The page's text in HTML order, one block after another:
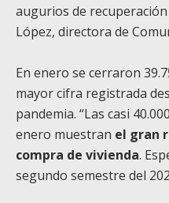
augurios de recuperación
López, directora de
En enero se cerraron
mayor cifra registrada
pandemia. “Las casi
enero muestran el gran
compra de vivienda.
segundo semestre del